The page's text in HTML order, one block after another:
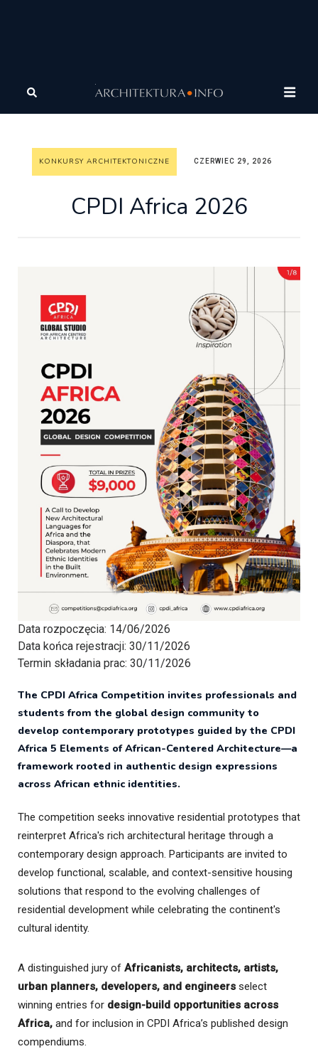
Wiadomości
CPDI Africa 2026
KONKURSY ARCHITEKTONICZNE CZERWIEC 29, 2026
CPDI Africa 2026
Data rozpoczęcia: 14/06/2026
Data końca rejestracji: 30/11/2026
Termin składania prac: 30/11/2026
The CPDI Africa Competition invites professionals and
students from the global design community to
develop contemporary prototypes guided by the CPDI
Africa 5 Elements of African-Centered Architecture—a
framework rooted in authentic design expressions
across African ethnic identities.
The competition seeks innovative residential prototypes that
reinterpret Africa's rich architectural heritage through a
contemporary design approach. Participants are invited to
develop functional, scalable, and context-sensitive housing
solutions that respond to the evolving challenges of
residential development while celebrating the continent's
cultural identity.
A distinguished jury of Africanists, architects, artists,
urban planners, developers, and engineers select
winning entries for design-build opportunities across
Africa, and for inclusion in CPDI Africa’s published design
compendiums.